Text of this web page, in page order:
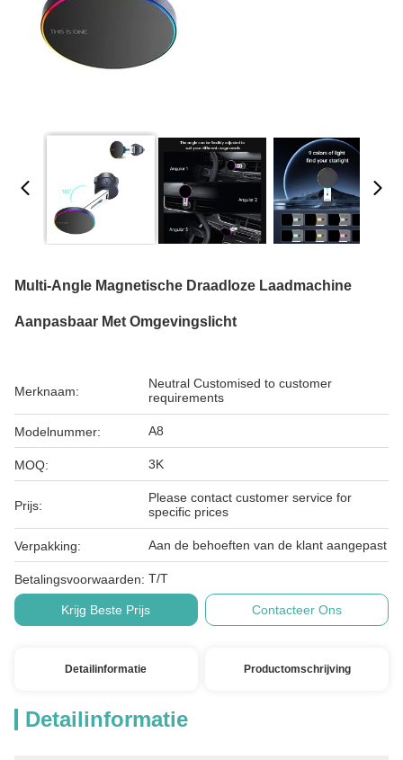
Multi-Angle Magnetische Draadloze Laadmachine
Aanpasbaar Met Omgevingslicht
Merknaam:
Neutral Customised to customer
requirements
Modelnummer: A8
MOQ: 3K
Prijs:
Please contact customer service for
specific prices
Verpakking: Aan de behoeften van de klant aangepast
Betalingsvoorwaarden: T/T
Krijg Beste Prijs Contacteer Ons
Detailinformatie Productomschrijving
Detailinformatie